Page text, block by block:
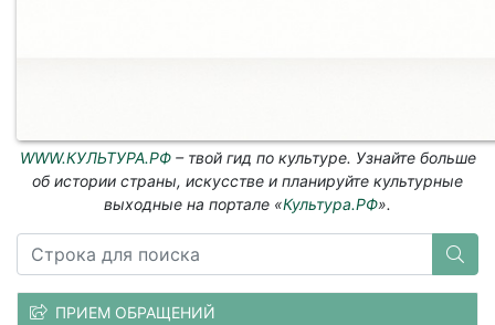
WWW.КУЛЬТУРА.РФ– твой гид по культуре. Узнайте больше
об истории страны, искусстве и планируйте культурные
выходные на портале «Культура.РФ».
ПРИЕМ ОБРАЩЕНИЙ